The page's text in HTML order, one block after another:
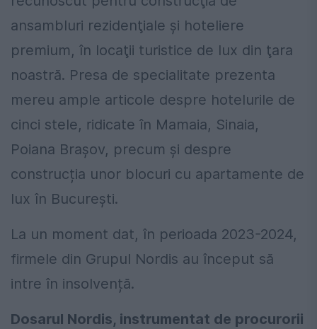
ansambluri rezidenţiale şi hoteliere
premium, în locaţii turistice de lux din ţara
noastră. Presa de specialitate prezenta
mereu ample articole despre hotelurile de
cinci stele, ridicate în Mamaia, Sinaia,
Poiana Braşov, precum și despre
construcția unor blocuri cu apartamente de
lux în București.
La un moment dat, în perioada 2023-2024,
firmele din Grupul Nordis au început să
intre în insolvență.
Dosarul Nordis, instrumentat de procurorii